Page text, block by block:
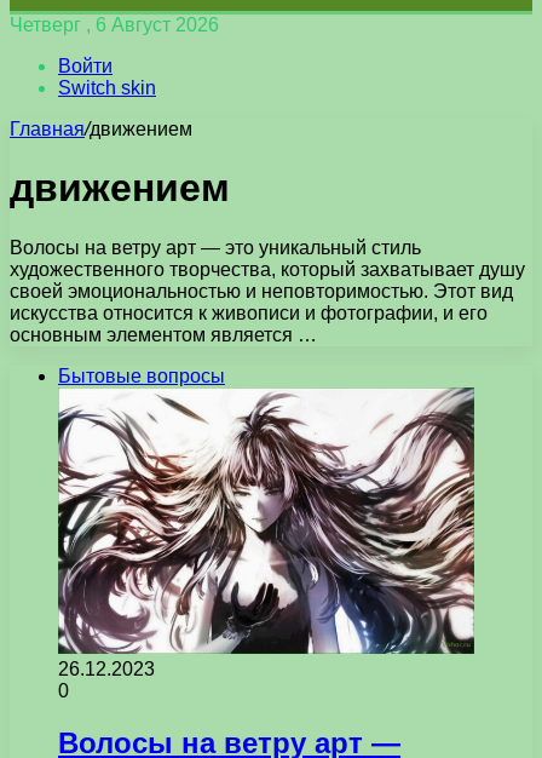
Четверг , 6 Август 2026
Войти
Switch skin
Главная/движением
движением
Волосы на ветру арт — это уникальный стиль
художественного творчества, который захватывает душу
своей эмоциональностью и неповторимостью. Этот вид
искусства относится к живописи и фотографии, и его
основным элементом является …
Бытовые вопросы
26.12.2023
0
Волосы на ветру арт —